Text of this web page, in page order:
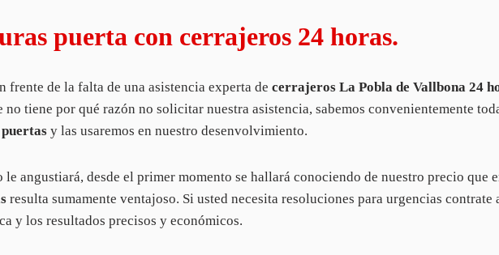
puerta con cerrajeros 24 horas.
frente de la falta de una asistencia experta de cerrajeros La Pobla de Vallbona 24
no tiene por qué razón no solicitar nuestra asistencia, sabemos convenientemente
y las usaremos en nuestro desenvolvimiento.
le angustiará, desde el primer momento se hallará conociendo de nuestro precio que
resulta sumamente ventajoso. Si usted necesita resoluciones para urgencias contrate
y los resultados precisos y económicos.